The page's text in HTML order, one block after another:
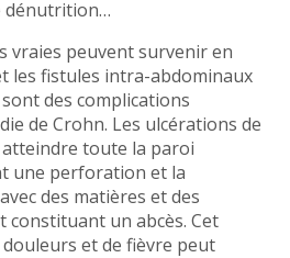
dénutrition…
vraies peuvent survenir en
les fistules intra-abdominaux
des complications
de Crohn. Les ulcérations de
toute la paroi
une perforation et la
des matières et des
constituant un abcès. Cet
et de fièvre peut